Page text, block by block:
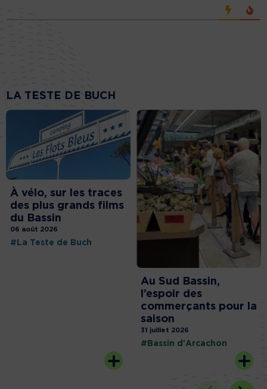
LA TESTE DE BUCH
À vélo, sur les traces
des plus grands films
du Bassin
06 août 2026
#La Teste de Buch
Au Sud Bassin,
l’espoir des
commerçants pour la
saison
31 juillet 2026
#Bassin d'Arcachon